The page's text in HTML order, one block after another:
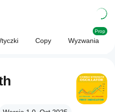
Copy Wyzwania
Prop